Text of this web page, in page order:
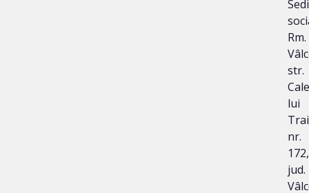
Rm.
str.
lui
nr.
172,
jud.